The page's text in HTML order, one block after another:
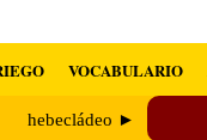
VOCABULARIO
hebecládeo ►